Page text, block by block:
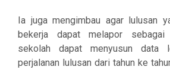
Ia juga mengimbau agar lulusan
bekerja dapat melapor sebagai
sekolah dapat menyusun data
perjalanan lulusan dari tahun ke